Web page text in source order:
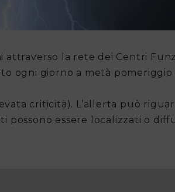
attraverso la rete dei Centri
ogni giorno a metà
criticità). L’allerta può
essere localizzati o